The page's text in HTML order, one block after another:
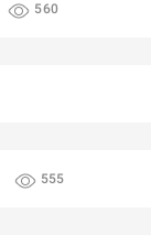
560
555